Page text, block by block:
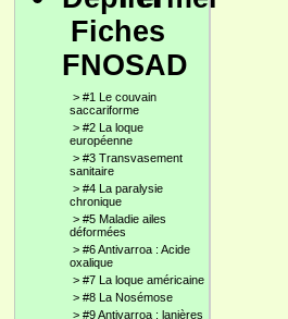
Fiches
FNOSAD
> #1 Le couvain
saccariforme
> #2 La loque
européenne
> #3 Transvasement
sanitaire
> #4 La paralysie
chronique
> #5 Maladie ailes
déformées
> #6 Antivarroa : Acide
oxalique
> #7 La loque américaine
> #8 La Nosémose
> #9 Antivarroa : lanières